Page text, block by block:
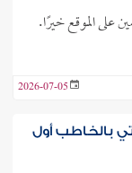
على الموقع خيرًا.
2026-07-05
بالخاطب أول